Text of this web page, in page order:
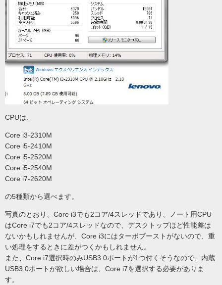
CPUは、
Core i3-2310M
Core i5-2410M
Core i5-2520M
Core i5-2540M
Core i7-2620M
の5種類から選べます。
写真のとおり、Core i3でも2コア/4スレッドであり、ノート用CPU
はCore i7でも2コア/4スレッドなので、デスクトップほど性能差は
ないかもしれませんが、Core i3にはターボブーストがないので、重
い処理をするときに差がつくかもしれません。
また、Core i7選択時のみUSB3.0ポートが1つ付くそうなので、内蔵
USB3.0ポートが欲しい場合は、Core i7を選択する必要がありま
す。